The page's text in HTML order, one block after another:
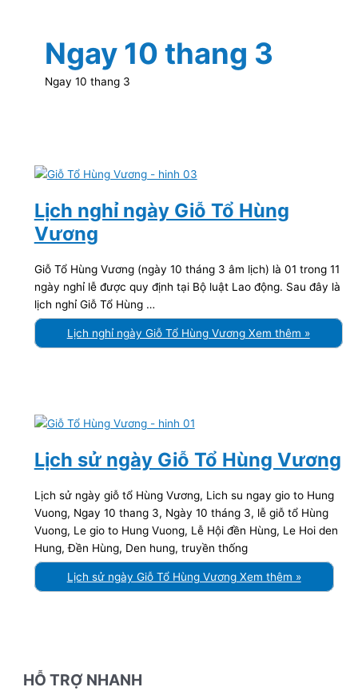
Ngay 10 thang 3
Ngay 10 thang 3
Lịch nghỉ ngày Giỗ Tổ Hùng
Vương
Giỗ Tổ Hùng Vương (ngày 10 tháng 3 âm lịch) là 01 trong 11
ngày nghỉ lễ được quy định tại Bộ luật Lao động. Sau đây là
lịch nghỉ Giỗ Tổ Hùng …
Lịch nghỉ ngày Giỗ Tổ Hùng VươngXem thêm »
Lịch sử ngày Giỗ Tổ Hùng Vương
Lịch sử ngày giỗ tổ Hùng Vương, Lich su ngay gio to Hung
Vuong, Ngay 10 thang 3, Ngày 10 tháng 3, lễ giỗ tổ Hùng
Vuong, Le gio to Hung Vuong, Lễ Hội đền Hùng, Le Hoi den
Hung, Đền Hùng, Den hung, truyền thống
Lịch sử ngày Giỗ Tổ Hùng VươngXem thêm »
HỖ TRỢ NHANH